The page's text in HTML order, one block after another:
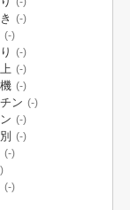
(-)
(-)
(-)
(-)
(-)
ン (-)
(-)
(-)
(-)
(-)